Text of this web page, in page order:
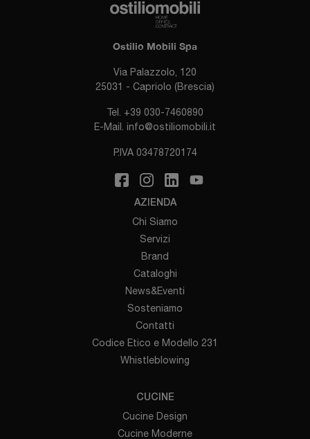
Ostilio Mobili Spa
Via Palazzolo, 120
25031 - Capriolo (Brescia)
Tel. +39 030-7460890
E-Mail. info@ostiliomobili.it
P.IVA 03478720174
AZIENDA
Chi Siamo
Servizi
Brand
Cataloghi
News&Eventi
Sosteniamo
Contatti
Codice Etico e Modello 231
Whistleblowing
CUCINE
Cucine Design
Cucine Moderne